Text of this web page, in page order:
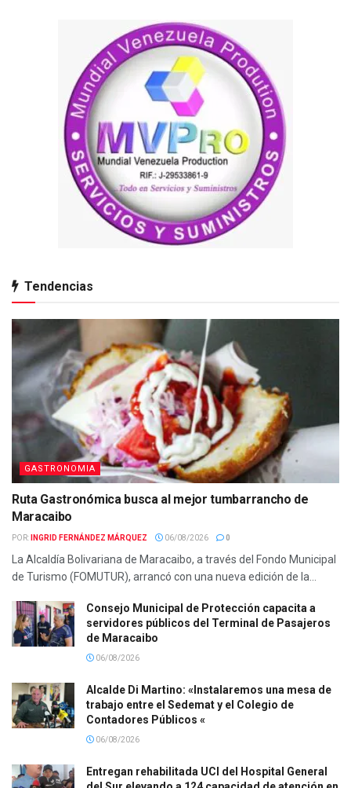
Tendencias
GASTRONOMIA
Ruta Gastronómica busca al mejor tumbarrancho de
Maracaibo
POR: INGRID FERNÁNDEZ MÁRQUEZ 06/08/2026 0
La Alcaldía Bolivariana de Maracaibo, a través del Fondo Municipal
de Turismo (FOMUTUR), arrancó con una nueva edición de la...
Consejo Municipal de Protección capacita a
servidores públicos del Terminal de Pasajeros
de Maracaibo
06/08/2026
Alcalde Di Martino: «Instalaremos una mesa de
trabajo entre el Sedemat y el Colegio de
Contadores Públicos «
06/08/2026
Entregan rehabilitada UCI del Hospital General